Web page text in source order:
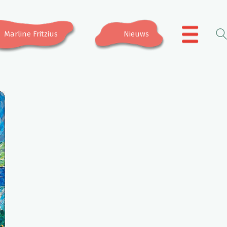
Marline Fritzius Nieuws .